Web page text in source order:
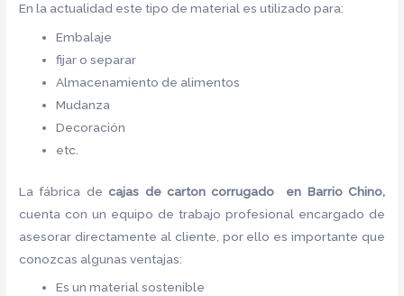
En la actualidad este tipo de material es utilizado para:
Embalaje
fijar o separar
Almacenamiento de alimentos
Mudanza
Decoración
etc.
La fábrica decajas de carton corrugado en Barrio Chino,
cuenta con un equipo de trabajo profesional encargado de
asesorar directamente al cliente, por ello es importante que
conozcas algunas ventajas:
Es un material sostenible